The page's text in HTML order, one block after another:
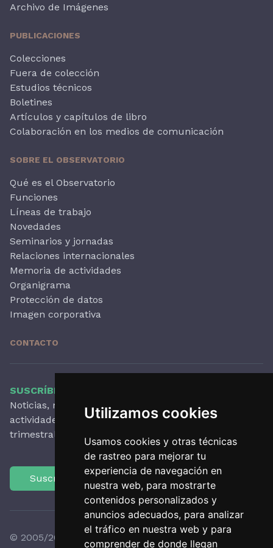
Utilizamos cookies
Usamos cookies y otras técnicas
de rastreo para mejorar tu
experiencia de navegación en
nuestra web, para mostrarte
contenidos personalizados y
anuncios adecuados, para analizar
el tráfico en nuestra web y para
comprender de donde llegan
Archivo de Imágenes
PUBLICACIONES
Colecciones
Fuera de colección
Estudios técnicos
Boletines
Artículos y capítulos de libro
Colaboración en los medios de comunicación
SOBRE EL OBSERVATORIO
Qué es el Observatorio
Funciones
Líneas de trabajo
Novedades
Seminarios y jornadas
Relaciones internacionales
Memoria de actividades
Organigrama
Protección de datos
Imagen corporativa
CONTACTO
SUSCRÍBETE A NUESTRO BOLETÍN
Noticias, novedades destacadas, artículos,
actividades y mucho más, con periodicidad
trimestral.
Suscríbete
© 2005/2026 Observatori del Paisatge de Catalunya